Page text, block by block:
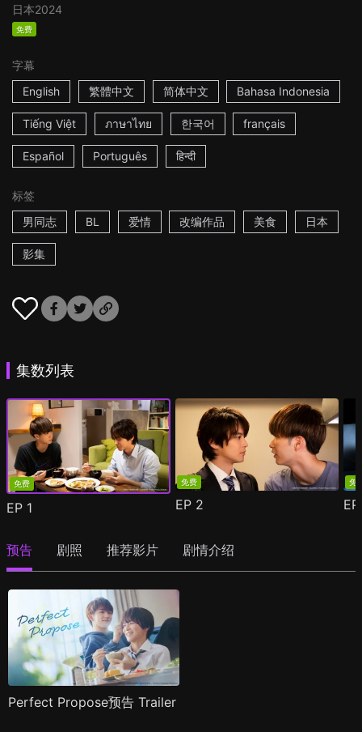
日本2024
免费
字幕
English
繁體中文 简体中文 Bahasa Indonesia
Tiếng Việt ภาษาไทย 한국어 français
Español Português हिन्दी
标签
男同志
BL 爱情 改编作品 美食 日本
影集
集数列表
免费
EP 1
免费
EP 2
免
预告 剧照 推荐影片 剧情介绍
Perfect Propose预告 Trailer